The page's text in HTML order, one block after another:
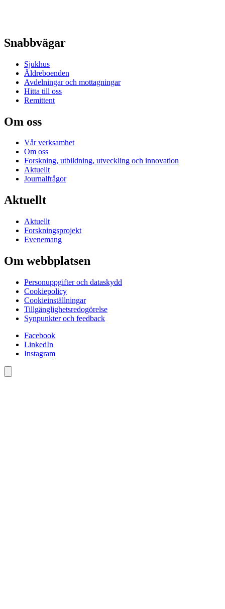
Snabbvägar
Sjukhus
Äldreboenden
Avdelningar och mottagningar
Hitta till oss
Remittent
Om oss
Vår verksamhet
Om oss
Forskning, utbildning, utveckling och innovation
Aktuellt
Journalfrågor
Aktuellt
Aktuellt
Forskningsprojekt
Evenemang
Om webbplatsen
Personuppgifter och dataskydd
Cookiepolicy
Cookieinställningar
Tillgänglighetsredogörelse
Synpunkter och feedback
Facebook
LinkedIn
Instagram